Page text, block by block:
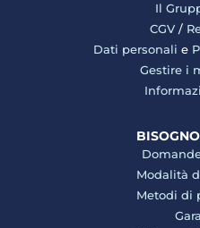
Il
CGV /
Dati personali e
Gestire i
Modalità
Metodi di